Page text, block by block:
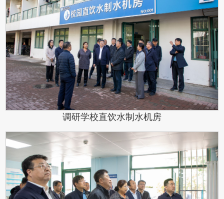
调研学校直饮水制水机房